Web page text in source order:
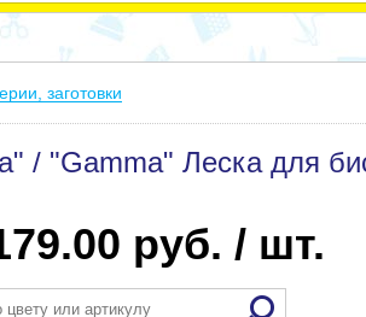
заготовки
/ "Gamma" Леска для
руб. / шт.